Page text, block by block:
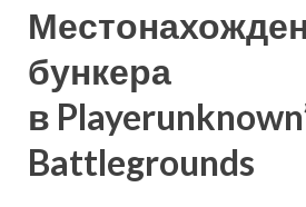
бункера
в
Battlegrounds